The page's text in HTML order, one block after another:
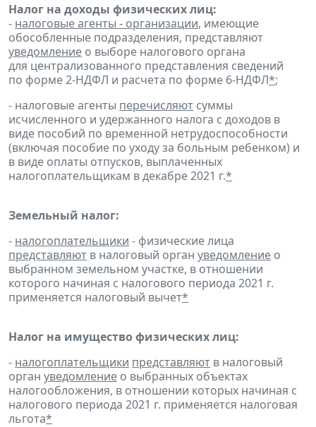
Налог на доходы физических лиц:
- налоговые агенты - организации, имеющие
обособленные подразделения, представляют
уведомление о выборе налогового органа
для централизованного представления сведений
по форме 2-НДФЛ и расчета по форме 6-НДФЛ*;
- налоговые агенты перечисляют суммы
исчисленного и удержанного налога с доходов в
виде пособий по временной нетрудоспособности
(включая пособие по уходу за больным ребенком) и
в виде оплаты отпусков, выплаченных
налогоплательщикам в декабре 2021 г.*
Земельный налог:
- налогоплательщики - физические лица
представляют в налоговый орган уведомление о
выбранном земельном участке, в отношении
которого начиная с налогового периода 2021 г.
применяется налоговый вычет*
Налог на имущество физических лиц:
- налогоплательщики представляют в налоговый
орган уведомление о выбранных объектах
налогообложения, в отношении которых начиная с
налогового периода 2021 г. применяется налоговая
льгота*